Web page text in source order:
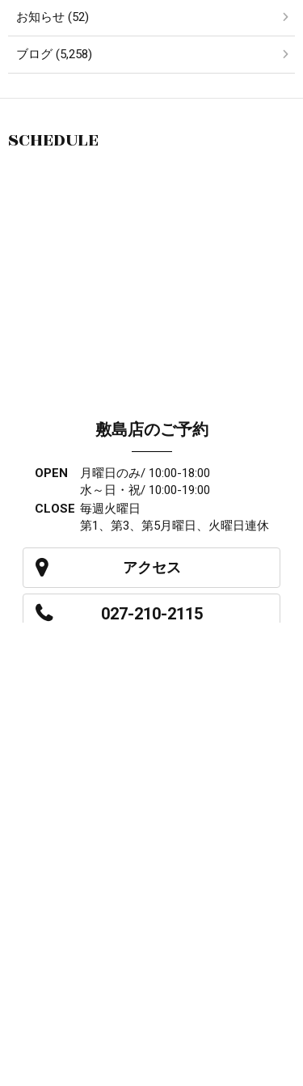
お知らせ (52)
ブログ (5,258)
SCHEDULE
敷島店のご予約
OPEN
月曜日のみ/ 10:00-18:00
水～日・祝/ 10:00-19:00
CLOSE 毎週火曜日
第1、第3、第5月曜日、火曜日連休
アクセス
027-210-2115